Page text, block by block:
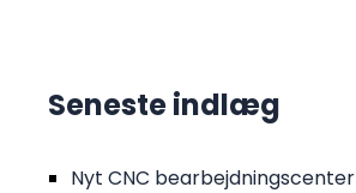
Seneste indlæg
Nyt CNC bearbejdningscenter